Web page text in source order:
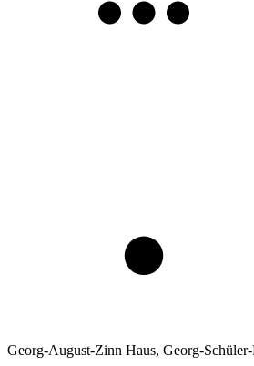
Georg-August-Zinn Haus, Georg-